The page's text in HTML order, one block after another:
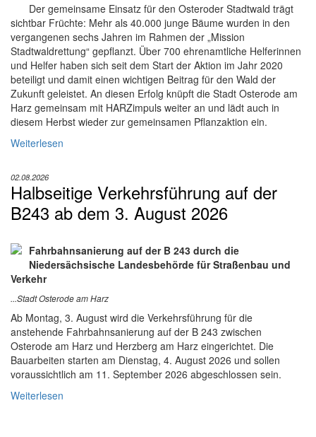
Der gemeinsame Einsatz für den Osteroder Stadtwald trägt
sichtbar Früchte: Mehr als 40.000 junge Bäume wurden in den
vergangenen sechs Jahren im Rahmen der „Mission
Stadtwaldrettung“ gepflanzt. Über 700 ehrenamtliche Helferinnen
und Helfer haben sich seit dem Start der Aktion im Jahr 2020
beteiligt und damit einen wichtigen Beitrag für den Wald der
Zukunft geleistet. An diesen Erfolg knüpft die Stadt Osterode am
Harz gemeinsam mit HARZimpuls weiter an und lädt auch in
diesem Herbst wieder zur gemeinsamen Pflanzaktion ein.
Weiterlesen
02.08.2026
Halbseitige Verkehrsführung auf der
B243 ab dem 3. August 2026
Fahrbahnsanierung auf der B 243 durch die
Niedersächsische Landesbehörde für Straßenbau und
Verkehr
...Stadt Osterode am Harz
Ab Montag, 3. August wird die Verkehrsführung für die
anstehende Fahrbahnsanierung auf der B 243 zwischen
Osterode am Harz und Herzberg am Harz eingerichtet. Die
Bauarbeiten starten am Dienstag, 4. August 2026 und sollen
voraussichtlich am 11. September 2026 abgeschlossen sein.
Weiterlesen